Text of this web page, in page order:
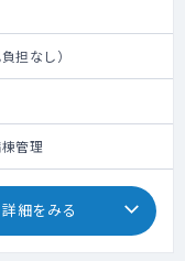
担なし）
管理
詳細をみる